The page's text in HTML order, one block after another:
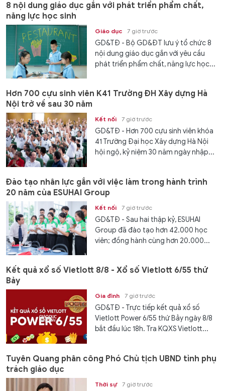
8 nội dung giáo dục gắn với phát triển phẩm chất,
năng lực học sinh
Giáo dục 7 giờ trước
GD&TĐ - Bộ GD&ĐT lưu ý tổ chức 8
nội dung giáo dục gắn với yêu cầu
phát triển phẩm chất, năng lực học...
Hơn 700 cựu sinh viên K41 Trường ĐH Xây dựng Hà
Nội trở về sau 30 năm
Kết nối 7 giờ trước
GD&TĐ - Hơn 700 cựu sinh viên khóa
41 Trường Đại học Xây dựng Hà Nội
hội ngộ, kỷ niệm 30 năm ngày nhập...
Đào tạo nhân lực gắn với việc làm trong hành trình
20 năm của ESUHAI Group
Kết nối 7 giờ trước
GD&TĐ - Sau hai thập kỷ, ESUHAI
Group đã đào tạo hơn 42.000 học
viên; đồng hành cùng hơn 20.000...
Kết quả xổ số Vietlott 8/8 - Xổ số Vietlott 6/55 thứ
Bảy
Gia đình 7 giờ trước
GD&TĐ - Trực tiếp kết quả xổ số
Vietlott Power 6/55 thứ Bảy ngày 8/8
bắt đầu lúc 18h. Tra KQXS Vietlott...
Tuyên Quang phân công Phó Chủ tịch UBND tỉnh phụ
trách giáo dục
Thời sự 7 giờ trước